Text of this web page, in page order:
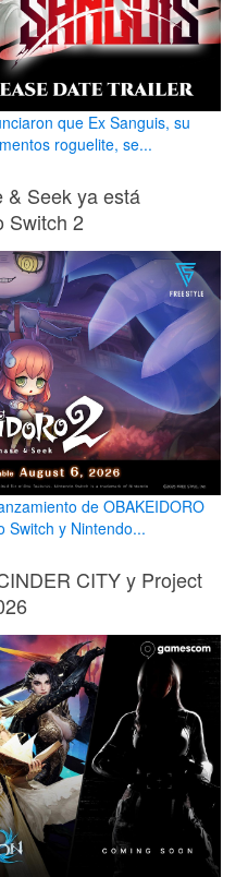
que Ex Sanguis, su
roguelite, se...
& Seek ya está
Switch 2
de OBAKEIDORO
Switch y Nintendo...
CITY y Project